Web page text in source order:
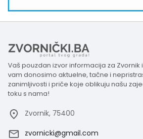
Vaš pouzdan izvor informacija za Zvornik
vam donosimo aktuelne, tačne i
zanimljivosti i priče koje oblikuju našu
toku s nama!
Zvornik, 75400
zvornicki@gmail.com